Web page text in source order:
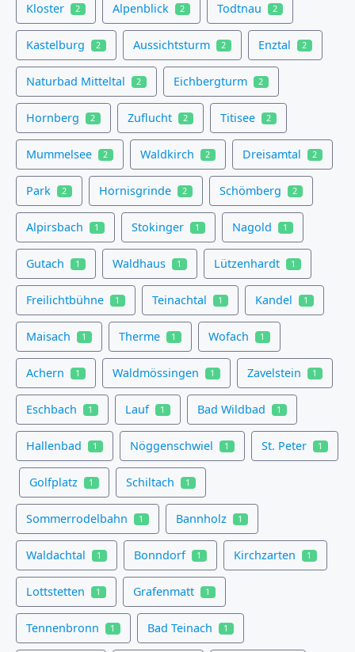
Kloster 2 Alpenblick 2 Todtnau 2
Kastelburg 2 Aussichtsturm 2 Enztal 2
Naturbad Mitteltal 2 Eichbergturm 2
Hornberg 2 Zuflucht 2 Titisee 2
Mummelsee 2 Waldkirch 2 Dreisamtal 2
Park 2 Hornisgrinde 2 Schömberg 2
Alpirsbach 1 Stokinger 1 Nagold 1
Gutach 1 Waldhaus 1 Lützenhardt 1
Freilichtbühne 1 Teinachtal 1 Kandel 1
Maisach 1 Therme 1 Wofach 1
Achern 1 Waldmössingen 1 Zavelstein 1
Eschbach 1 Lauf 1 Bad Wildbad 1
Hallenbad 1 Nöggenschwiel 1 St. Peter 1
Golfplatz 1 Schiltach 1
Sommerrodelbahn 1 Bannholz 1
Waldachtal 1 Bonndorf 1 Kirchzarten 1
Lottstetten 1 Grafenmatt 1
Tennenbronn 1 Bad Teinach 1